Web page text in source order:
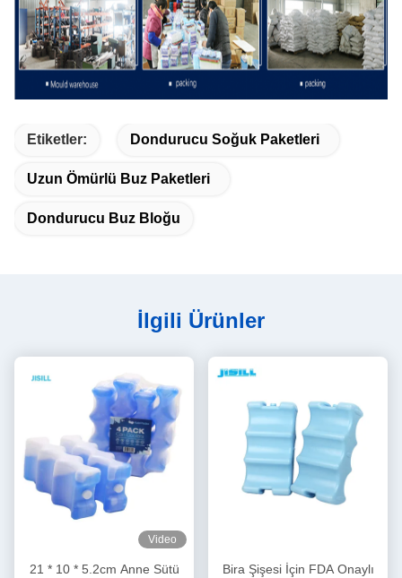
Etiketler: Dondurucu Soğuk Paketleri
Uzun Ömürlü Buz Paketleri
Dondurucu Buz Bloğu
İlgili Ürünler
Video
21 * 10 * 5.2cm Anne Sütü
Bira Şişesi İçin FDA Onaylı